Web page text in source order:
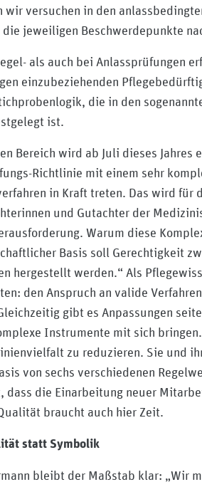
wir versuchen in den
jeweiligen Beschwerdepunkte
als auch bei Anlassprüfungen
einzubeziehenden
die in den
ist.
Bereich wird ab Juli dieses Jahres
Richtlinie mit einem sehr
in Kraft treten. Das wird für
und Gutachter der
Warum diese
Basis soll Gerechtigkeit
hergestellt werden.“ Als
den Anspruch an valide
gibt es Anpassungen
Instrumente mit sich
zu reduzieren. Sie und
von sechs verschiedenen
dass die Einarbeitung neuer
braucht auch hier Zeit.
statt Symbolik
bleibt der Maßstab klar: „Wir